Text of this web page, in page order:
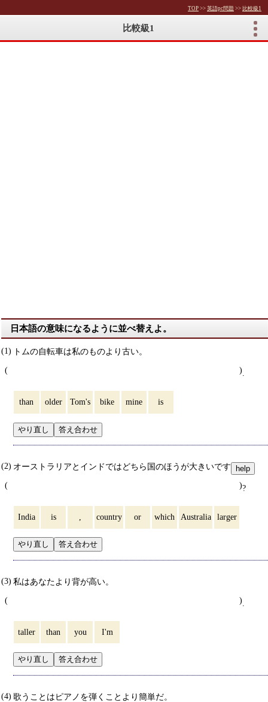
TOP >> 英語pc問題 >> 比較級1
比較級1
help
日本語の意味になるように並べ替えよ。
トムの自転車は私のものより古い。
.
than older Tom's bike mine is
やり直し 答え合わせ
オーストラリアとインドではどちら国のほうが大きいですか。
?
India is country or which Australia larger
やり直し 答え合わせ
私はあなたより背が高い。
.
taller than you I'm
やり直し 答え合わせ
歌うことはピアノを弾くことより簡単だ。